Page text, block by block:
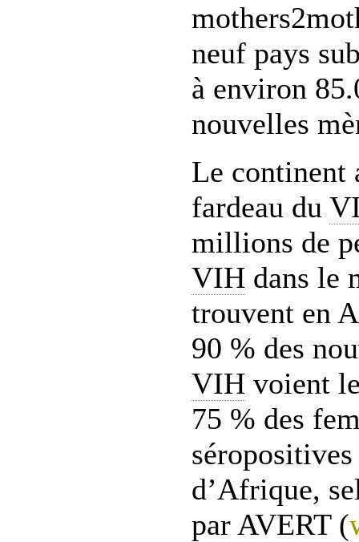
neuf pays
à environ
nouvelles
Le continent
fardeau du
millions de
VIH dans le
trouvent en
90 % des
VIH voient
75 % des
d’Afrique,
par AVERT (